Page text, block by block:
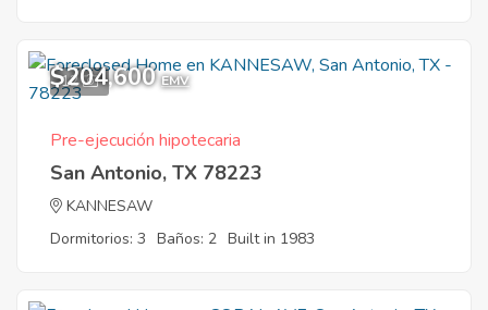
12
$204,600 EMV
Pre-ejecución hipotecaria
San Antonio, TX 78223
KANNESAW
Dormitorios: 3 Baños: 2 Built in 1983